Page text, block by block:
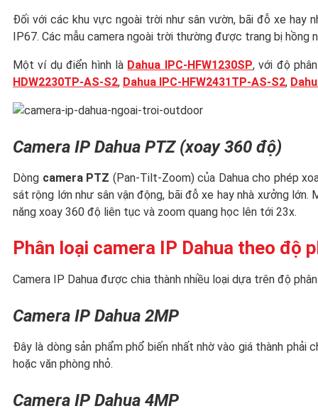
Đối với các khu vực ngoài trời như sân vườn, bãi đỗ xe hay
IP67. Các mẫu camera ngoài trời thường được trang bị hồng
Một ví dụ điển hình là Dahua IPC-HFW1230SP, với độ
HDW2230TP-AS-S2, Dahua IPC-HFW2431TP-AS-S2,
Camera IP Dahua PTZ (xoay 360 độ)
Dòng camera PTZ (Pan-Tilt-Zoom) của Dahua cho phép
sát rộng lớn như sân vận động, bãi đỗ xe hay nhà xưởng lớn.
năng xoay 360 độ liên tục và zoom quang học lên tới 23x.
Phân loại camera IP Dahua theo độ
Camera IP Dahua được chia thành nhiều loại dựa trên độ phân
Camera IP Dahua 2MP
Đây là dòng sản phẩm phổ biến nhất nhờ vào giá thành phải
hoặc văn phòng nhỏ.
Camera IP Dahua 4MP